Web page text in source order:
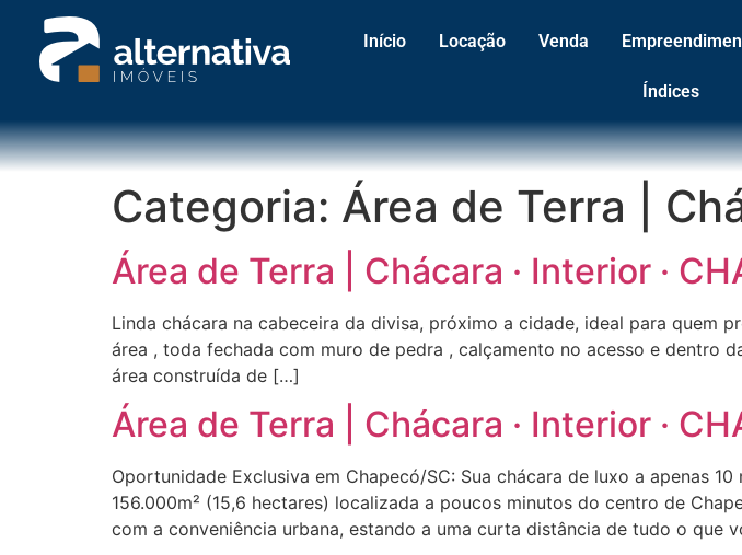
Início Locação Venda
Índices
Categoria: Área de Terra |
Área de Terra | Chácara · Interior ·
Linda chácara na cabeceira da divisa, próximo a cidade, ideal para quem
área , toda fechada com muro de pedra , calçamento no acesso e dentro
área construída de […]
Área de Terra | Chácara · Interior ·
Oportunidade Exclusiva em Chapecó/SC: Sua chácara de luxo a apenas
156.000m² (15,6 hectares) localizada a poucos minutos do centro de
com a conveniência urbana, estando a uma curta distância de tudo o que